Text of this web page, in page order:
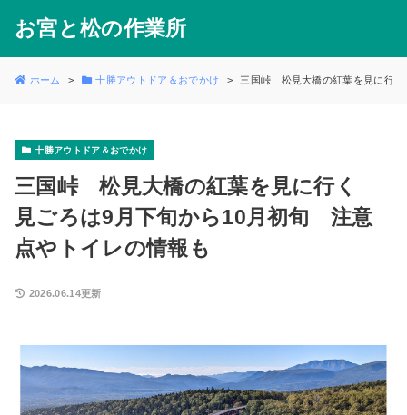
お宮と松の作業所
ホーム 十勝アウトドア＆おでかけ 三国峠 松見大橋の紅葉を見に行
十勝アウトドア＆おでかけ
三国峠 松見大橋の紅葉を見に行く
見ごろは9月下旬から10月初旬 注意
点やトイレの情報も
2026.06.14更新